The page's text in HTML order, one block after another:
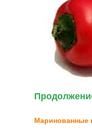
Маринованные